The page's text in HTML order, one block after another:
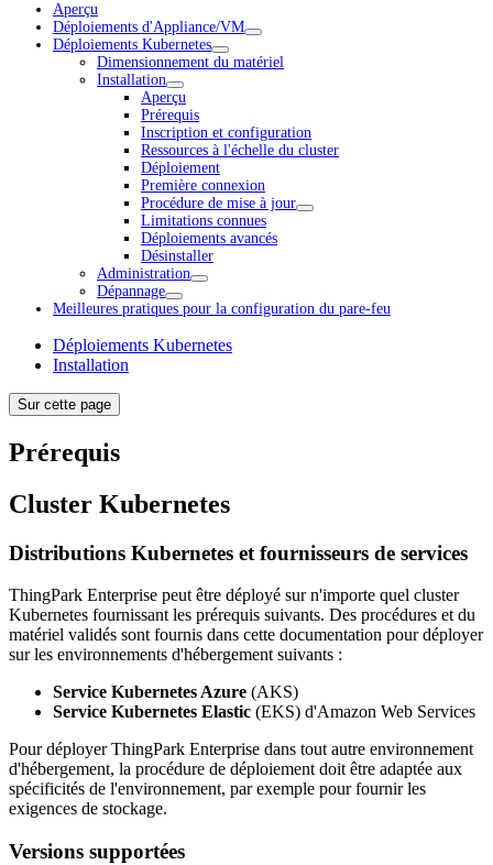
Aperçu
Déploiements d'Appliance/VM
Déploiements Kubernetes
Dimensionnement du matériel
Installation
Aperçu
Prérequis
Inscription et configuration
Ressources à l'échelle du cluster
Déploiement
Première connexion
Procédure de mise à jour
Limitations connues
Déploiements avancés
Désinstaller
Administration
Dépannage
Meilleures pratiques pour la configuration du pare-feu
Déploiements Kubernetes
Installation
Sur cette page
Prérequis
Cluster Kubernetes
Distributions Kubernetes et fournisseurs de services
ThingPark Enterprise peut être déployé sur n'importe quel cluster
Kubernetes fournissant les prérequis suivants. Des procédures et du
matériel validés sont fournis dans cette documentation pour déployer
sur les environnements d'hébergement suivants :
Service Kubernetes Azure (AKS)
Service Kubernetes Elastic (EKS) d'Amazon Web Services
Pour déployer ThingPark Enterprise dans tout autre environnement
d'hébergement, la procédure de déploiement doit être adaptée aux
spécificités de l'environnement, par exemple pour fournir les
exigences de stockage.
Versions supportées